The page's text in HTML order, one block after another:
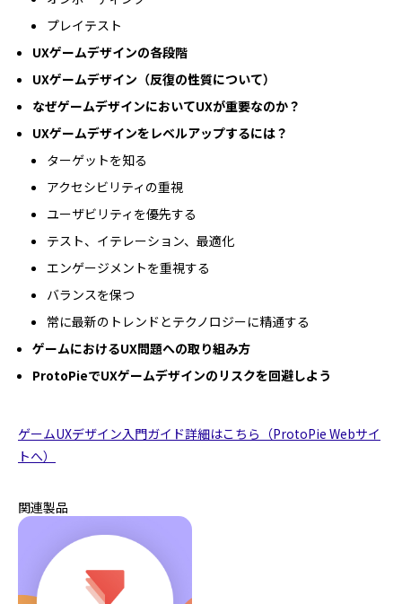
プレイテスト
UXゲームデザインの各段階
UXゲームデザイン（反復の性質について）
なぜゲームデザインにおいてUXが重要なのか？
UXゲームデザインをレベルアップするには？
ターゲットを知る
アクセシビリティの重視
ユーザビリティを優先する
テスト、イテレーション、最適化
エンゲージメントを重視する
バランスを保つ
常に最新のトレンドとテクノロジーに精通する
ゲームにおけるUX問題への取り組み方
ProtoPieでUXゲームデザインのリスクを回避しよう
ゲームUXデザイン入門ガイド詳細はこちら（ProtoPie Webサイ
トへ）
関連製品